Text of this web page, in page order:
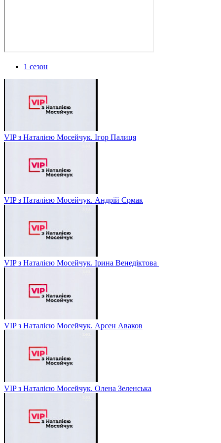
1 сезон
VIP з Наталією Мосейчук. Ігор Палиця
VIP з Наталією Мосейчук. Андрій Єрмак
VIP з Наталією Мосейчук. Ірина Венедіктова
VIP з Наталією Мосейчук. Арсен Аваков
VIP з Наталією Мосейчук. Олена Зеленська